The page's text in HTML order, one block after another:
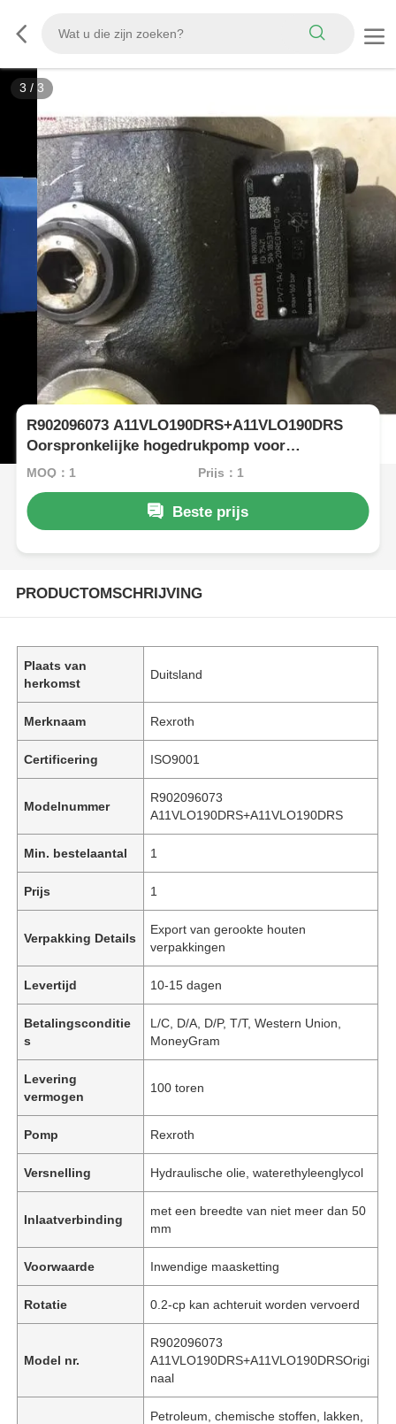
3 / 3
R902096073 A11VLO190DRS+A11VLO190DRS
Oorspronkelijke hogedrukpomp voor
graafmachines
MOQ：1 Prijs：1
Beste prijs
PRODUCTOMSCHRIJVING
Plaats van
herkomst
Duitsland
Merknaam Rexroth
Certificering ISO9001
Modelnummer
R902096073
A11VLO190DRS+A11VLO190DRS
Min. bestelaantal 1
Prijs 1
Verpakking Details
Export van gerookte houten
verpakkingen
Levertijd 10-15 dagen
Betalingsconditie
s
L/C, D/A, D/P, T/T, Western Union,
MoneyGram
Levering
vermogen
100 toren
Pomp Rexroth
Versnelling Hydraulische olie, waterethyleenglycol
Inlaatverbinding
met een breedte van niet meer dan 50
mm
Voorwaarde Inwendige maasketting
Rotatie 0.2-cp kan achteruit worden vervoerd
Model nr.
R902096073
A11VLO190DRS+A11VLO190DRSOrigi
naal
Petroleum, chemische stoffen, lakken,